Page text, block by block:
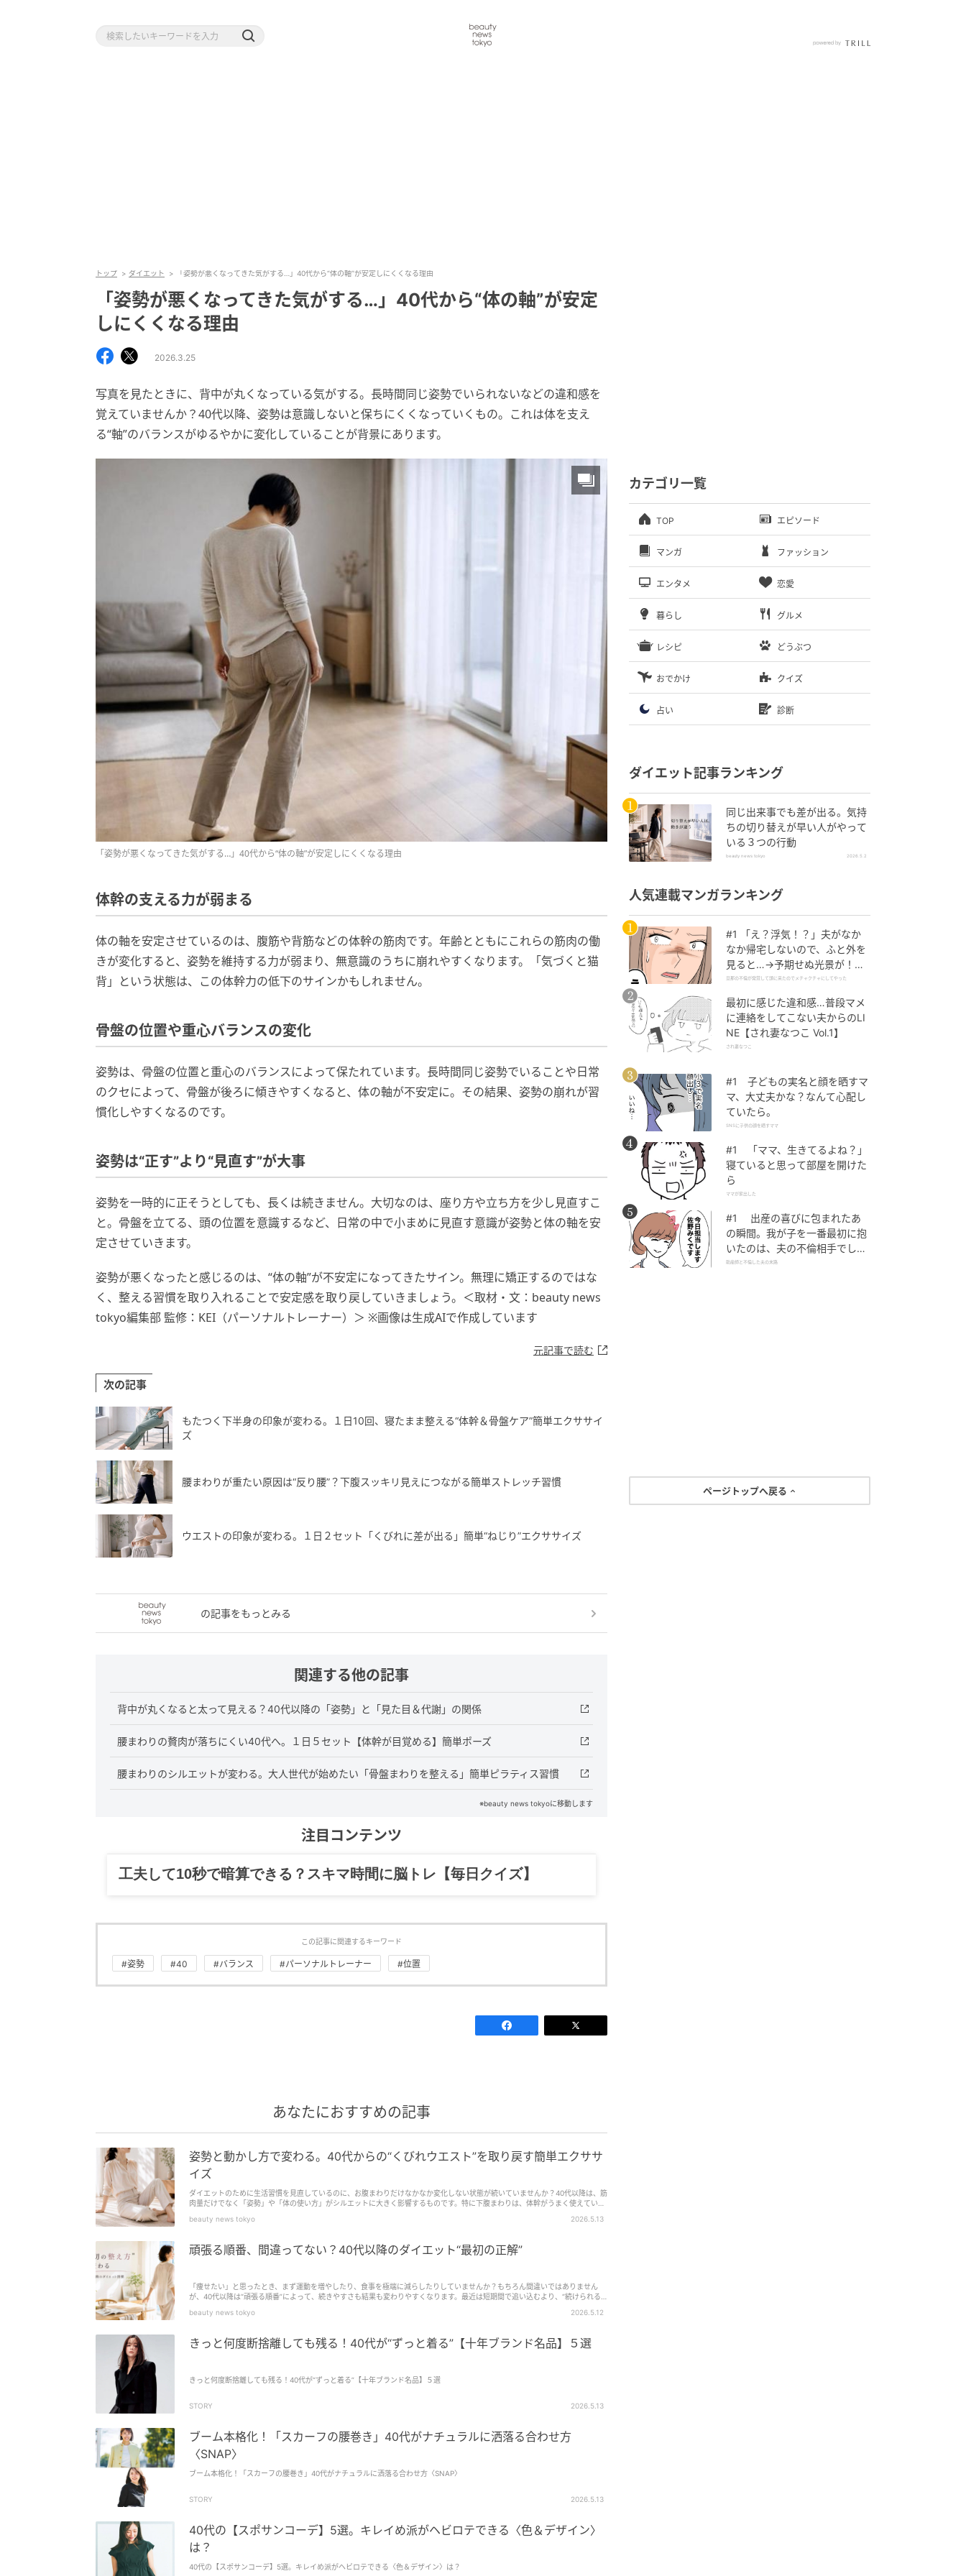
トップ ダイエット 「姿勢が悪くなってきた気がする…」40代から“体の軸”が安定しにくくなる理由
「姿勢が悪くなってきた気がする…」40代から“体の軸”が安定
しにくくなる理由
2026.3.25
写真を見たときに、背中が丸くなっている気がする。長時間同じ姿勢でいられないなどの違和感を
覚えていませんか？40代以降、姿勢は意識しないと保ちにくくなっていくもの。これは体を支え
る“軸”のバランスがゆるやかに変化していることが背景にあります。
「姿勢が悪くなってきた気がする…」40代から“体の軸”が安定しにくくなる理由
体幹の支える力が弱まる
体の軸を安定させているのは、腹筋や背筋などの体幹の筋肉です。年齢とともにこれらの筋肉の働
きが変化すると、姿勢を維持する力が弱まり、無意識のうちに崩れやすくなります。「気づくと猫
背」という状態は、この体幹力の低下のサインかもしれません。
骨盤の位置や重心バランスの変化
姿勢は、骨盤の位置と重心のバランスによって保たれています。長時間同じ姿勢でいることや日常
のクセによって、骨盤が後ろに傾きやすくなると、体の軸が不安定に。その結果、姿勢の崩れが習
慣化しやすくなるのです。
姿勢は“正す”より“見直す”が大事
姿勢を一時的に正そうとしても、長くは続きません。大切なのは、座り方や立ち方を少し見直すこ
と。骨盤を立てる、頭の位置を意識するなど、日常の中で小まめに見直す意識が姿勢と体の軸を安
定させていきます。
姿勢が悪くなったと感じるのは、“体の軸”が不安定になってきたサイン。無理に矯正するのではな
く、整える習慣を取り入れることで安定感を取り戻していきましょう。＜取材・文：beauty news
tokyo編集部 監修：KEI（パーソナルトレーナー）＞ ※画像は生成AIで作成しています
元記事で読む
次の記事
もたつく下半身の印象が変わる。１日10回、寝たまま整える“体幹＆骨盤ケア”簡単エクササイ
ズ
腰まわりが重たい原因は“反り腰”？下腹スッキリ見えにつながる簡単ストレッチ習慣
ウエストの印象が変わる。１日２セット「くびれに差が出る」簡単“ねじり”エクササイズ
の記事をもっとみる
関連する他の記事
背中が丸くなると太って見える？40代以降の「姿勢」と「見た目＆代謝」の関係
腰まわりの贅肉が落ちにくい40代へ。１日５セット【体幹が目覚める】簡単ポーズ
腰まわりのシルエットが変わる。大人世代が始めたい「骨盤まわりを整える」簡単ピラティス習慣
※beauty news tokyoに移動します
注目コンテンツ
グルメ、ギャグ、子育て、旅行記……全部、読めます。
この記事に関連するキーワード
#姿勢 #40 #バランス #パーソナルトレーナー #位置
あなたにおすすめの記事
姿勢と動かし方で変わる。40代からの“くびれウエスト”を取り戻す簡単エクササ
イズ
ダイエットのために生活習慣を見直しているのに、お腹まわりだけなかなか変化しない状態が続いていませんか？40代以降は、筋
肉量だけでなく「姿勢」や「体の使い方」がシルエットに大きく影響するものです。特に下腹まわりは、体幹がうまく使えていな
beauty news tokyo 2026.5.13
頑張る順番、間違ってない？40代以降のダイエット“最初の正解”
「痩せたい」と思ったとき、まず運動を増やしたり、食事を極端に減らしたりしていませんか？もちろん間違いではありません
が、40代以降は“頑張る順番”によって、続きやすさも結果も変わりやすくなります。最近は短期間で追い込むより、“続けられる
beauty news tokyo 2026.5.12
きっと何度断捨離しても残る！40代が“ずっと着る”【十年ブランド名品】５選
きっと何度断捨離しても残る！40代が“ずっと着る”【十年ブランド名品】５選
STORY 2026.5.13
ブーム本格化！「スカーフの腰巻き」40代がナチュラルに洒落る合わせ方
〈SNAP〉
ブーム本格化！「スカーフの腰巻き」40代がナチュラルに洒落る合わせ方〈SNAP〉
STORY 2026.5.13
40代の【スポサンコーデ】5選。キレイめ派がヘビロテできる〈色＆デザイン〉
は？
40代の【スポサンコーデ】5選。キレイめ派がヘビロテできる〈色＆デザイン〉は？
カテゴリ一覧
TOP エピソード
マンガ ファッション
エンタメ 恋愛
暮らし グルメ
レシピ どうぶつ
おでかけ クイズ
占い 診断
ダイエット記事ランキング
同じ出来事でも差が出る。気持
ちの切り替えが早い人がやって
いる３つの行動
beauty news tokyo 2026.5.2
人気連載マンガランキング
#1 「え？浮気！？」夫がなか
なか帰宅しないので、ふと外を
見ると…→予期せぬ光景が！｜
旦那の不倫が発覚して頭に来た
旦那の不倫が発覚して頭に来たのでメチャクチャにしてやった
最初に感じた違和感…普段マメ
に連絡をしてこない夫からのLI
NE【され妻なつこ Vol.1】
され妻なつこ
#1 子どもの実名と顔を晒すマ
マ、大丈夫かな？なんて心配し
ていたら。
SNSに子供の顔を晒すママ
#1 「ママ、生きてるよね？」
寝ていると思って部屋を開けた
ら
ママが家出した
#1 出産の喜びに包まれたあ
の瞬間。我が子を一番最初に抱
いたのは、夫の不倫相手でし
た。
助産師と不倫した夫の末路
ページトップへ戻る